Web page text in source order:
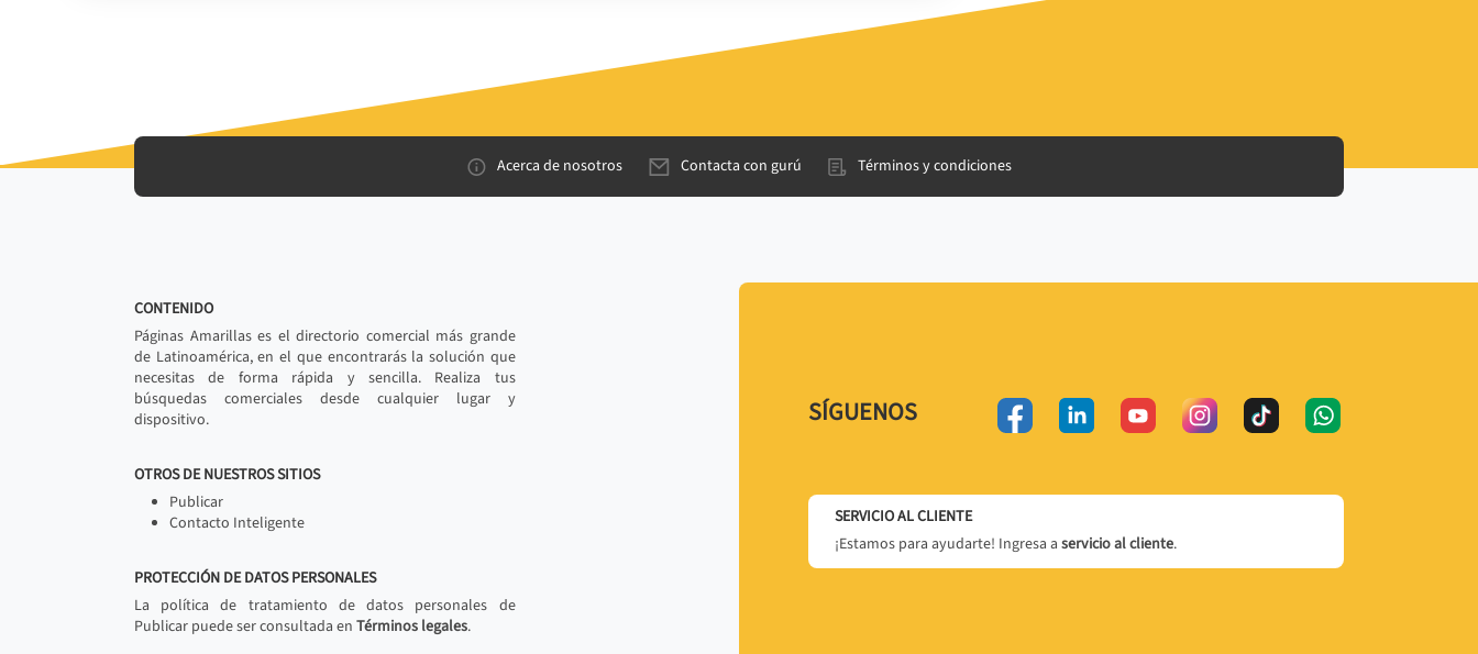
Acerca de nosotros Contacta con gurú Términos y condiciones
CONTENIDO
Páginas Amarillas es el directorio comercial más grande
de Latinoamérica, en el que encontrarás la solución que
necesitas de forma rápida y sencilla. Realiza tus
búsquedas comerciales desde cualquier lugar y
dispositivo.
OTROS DE NUESTROS SITIOS
Publicar
Contacto Inteligente
PROTECCIÓN DE DATOS PERSONALES
La política de tratamiento de datos personales de
Publicar puede ser consultada en Términos legales.
SÍGUENOS
SERVICIO AL CLIENTE
¡Estamos para ayudarte! Ingresa a servicio al cliente.